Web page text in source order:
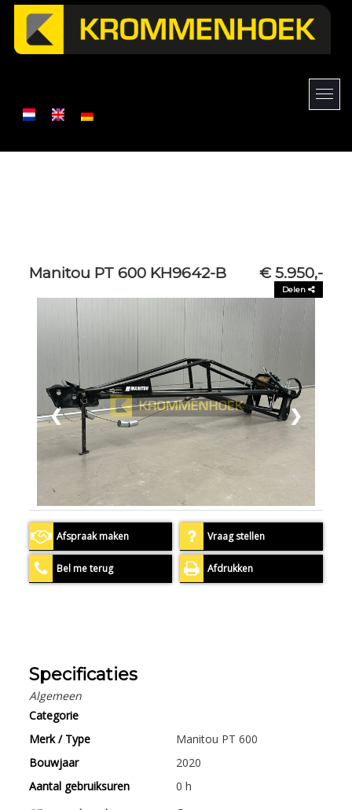
Manitou PT 600 KH9642-B € 5.950,-
Delen
❮ ❯
Afspraak maken Vraag stellen
Bel me terug Afdrukken
Specificaties
Algemeen
Categorie
Merk / Type
Manitou PT 600
Bouwjaar
2020
Aantal gebruiksuren
0 h